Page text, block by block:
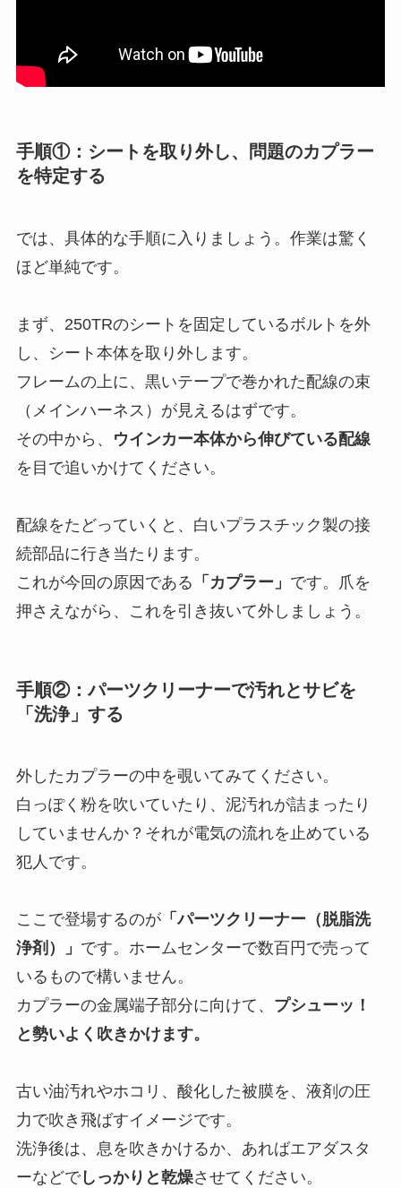
手順①：シートを取り外し、問題のカプラー
を特定する
では、具体的な手順に入りましょう。作業は驚く
ほど単純です。
まず、250TRのシートを固定しているボルトを外
し、シート本体を取り外します。
フレームの上に、黒いテープで巻かれた配線の束
（メインハーネス）が見えるはずです。
その中から、
ウインカー本体から伸びている配線
を目で追いかけてください。
配線をたどっていくと、白いプラスチック製の接
続部品に行き当たります。
これが今回の原因である 「カプラー」 です。爪を
押さえながら、これを引き抜いて外しましょう。
手順②：パーツクリーナーで汚れとサビを
「洗浄」する
外したカプラーの中を覗いてみてください。
白っぽく粉を吹いていたり、泥汚れが詰まったり
していませんか？それが電気の流れを止めている
犯人です。
ここで登場するのが「パーツクリーナー（脱脂洗
浄剤）」 です。ホームセンターで数百円で売って
いるもので構いません。
カプラーの金属端子部分に向けて、 プシューッ！
と勢いよく吹きかけます。
古い油汚れやホコリ、酸化した被膜を、液剤の圧
力で吹き飛ばすイメージです。
洗浄後は、息を吹きかけるか、あればエアダスタ
ーなどでしっかりと乾燥させてください。